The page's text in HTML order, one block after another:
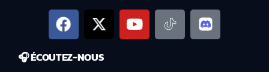
🎧 ÉCOUTEZ-NOUS